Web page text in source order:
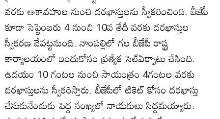
వరకు ఆశావహుల నుంచి దరఖాస్తులను స్వీకరించింది. బీజేపీ
కూడా సెప్టెంబరు 4 నుంచి 10వ తేదీ వరకు దరఖాస్తుల
స్వీకరణ చేపట్టనుంది. నాంపల్లిలో గల బీజేపీ రాష్ట్ర
కార్యాలయంలో ఇందుకోసం ప్రత్యేక సెల్‌ఏర్పాటు చేసింది.
ఉదయం 10 గంటల నుంచి సాయంత్రం 4గంటల వరకు
దరఖాస్తులను స్వీకరిస్తారు. బీజేపీలో టికెట్‌ కోసం దరఖాస్తు
చేసుకునేందుకు పెద్ద సంఖ్యలో నాయకులు సిద్ధమయ్యారు.